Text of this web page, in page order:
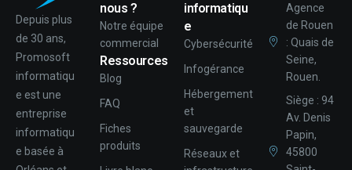
Depuis plus
de 30 ans,
Promosoft
informatiqu
e est une
entreprise
informatiqu
e basée à
nous ?
Notre équipe
commercial
Ressources
Blog
FAQ
Fiches
produits
informatiqu
e
Cybersécurité
Infogérance
Hébergement
et
sauvegarde
Réseaux et
Agence
de Rouen
: Quais de
Seine,
Rouen.
Siège : 94
Av. Denis
Papin,
45800